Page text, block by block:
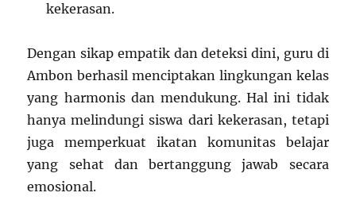
kekerasan.
Dengan sikap empatik dan deteksi dini, guru di
Ambon berhasil menciptakan lingkungan kelas
yang harmonis dan mendukung. Hal ini tidak
hanya melindungi siswa dari kekerasan, tetapi
juga memperkuat ikatan komunitas belajar
yang sehat dan bertanggung jawab secara
emosional.